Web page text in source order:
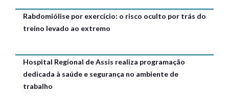
Rabdomiólise por exercício: o risco oculto por trás do
treino levado ao extremo
Hospital Regional de Assis realiza programação
dedicada à saúde e segurança no ambiente de
trabalho